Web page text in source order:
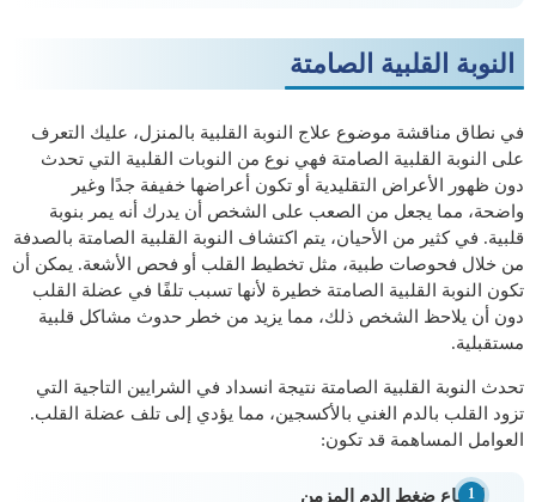
النوبة القلبية الصامتة
في نطاق مناقشة موضوع علاج النوبة القلبية بالمنزل، عليك التعرف
على النوبة القلبية الصامتة فهي نوع من النوبات القلبية التي تحدث
دون ظهور الأعراض التقليدية أو تكون أعراضها خفيفة جدًا وغير
واضحة، مما يجعل من الصعب على الشخص أن يدرك أنه يمر بنوبة
قلبية. في كثير من الأحيان، يتم اكتشاف النوبة القلبية الصامتة بالصدفة
من خلال فحوصات طبية، مثل تخطيط القلب أو فحص الأشعة. يمكن أن
تكون النوبة القلبية الصامتة خطيرة لأنها تسبب تلفًا في عضلة القلب
دون أن يلاحظ الشخص ذلك، مما يزيد من خطر حدوث مشاكل قلبية
مستقبلية.
تحدث النوبة القلبية الصامتة نتيجة انسداد في الشرايين التاجية التي
تزود القلب بالدم الغني بالأكسجين، مما يؤدي إلى تلف عضلة القلب.
العوامل المساهمة قد تكون:
ارتفاع ضغط الدم المزمن